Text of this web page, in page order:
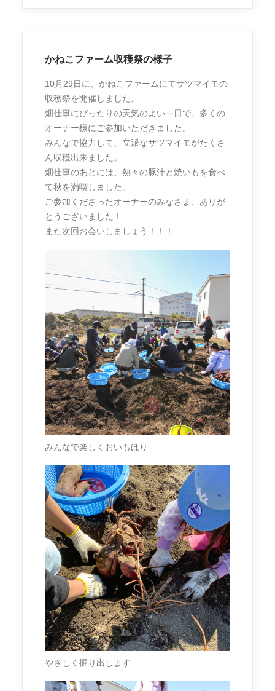
かねこファーム収穫祭の様子
10月29日に、かねこファームにてサツマイモの
収穫祭を開催しました。
畑仕事にぴったりの天気のよい一日で、多くの
オーナー様にご参加いただきました。
みんなで協力して、立派なサツマイモがたくさ
ん収穫出来ました。
畑仕事のあとには、熱々の豚汁と焼いもを食べ
て秋を満喫しました。
ご参加くださったオーナーのみなさま、ありが
とうございました！
また次回お会いしましょう！！！
みんなで楽しくおいもほり
やさしく掘り出します